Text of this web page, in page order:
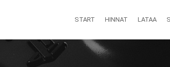
START HINNAT LATAA